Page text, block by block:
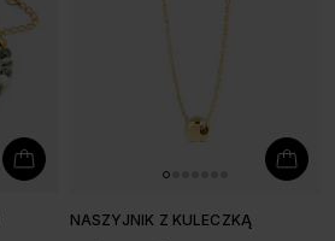
NASZYJNIK Z KULECZKĄ